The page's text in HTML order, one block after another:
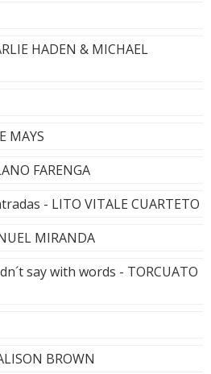
HADEN & MICHAEL
MAYS
FARENGA
- LITO VITALE CUARTETO
MIRANDA
say with words - TORCUATO
BROWN